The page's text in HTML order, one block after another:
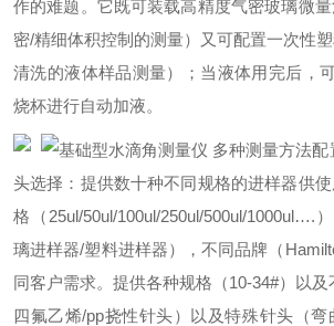
作的难题。它既可装载高精度气密玻璃微
密/精细体积控制的测量）又可配置一次性
清洗的液体样品测量）；当液体用完后，
烧杯进行自动加液。
配
头选择：提供数十种不同规格的进样器供
格（25ul/50ul/100ul/250ul/500ul/1000ul….
璃进样器/塑料进样器），不同品牌（
同客户需求。提供各种规格（10-34#）以
四氟乙烯/pp挠性针头）以及特殊针头（弯